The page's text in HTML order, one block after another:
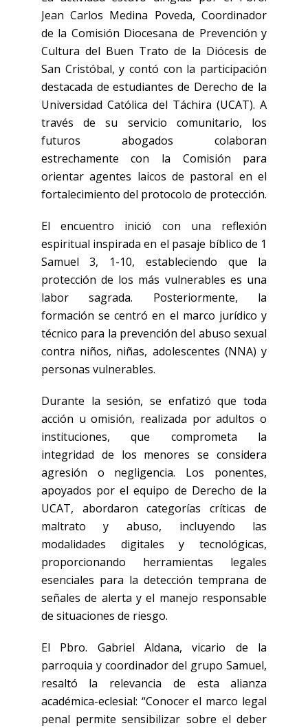
Jean Carlos Medina Poveda, Coordinador
de la Comisión Diocesana de Prevención y
Cultura del Buen Trato de la Diócesis de
San Cristóbal, y contó con la participación
destacada de estudiantes de Derecho de la
Universidad Católica del Táchira (UCAT). A
través de su servicio comunitario, los
futuros abogados colaboran
estrechamente con la Comisión para
orientar agentes laicos de pastoral en el
fortalecimiento del protocolo de protección.
El encuentro inició con una reflexión
espiritual inspirada en el pasaje bíblico de 1
Samuel 3, 1-10, estableciendo que la
protección de los más vulnerables es una
labor sagrada. Posteriormente, la
formación se centró en el marco jurídico y
técnico para la prevención del abuso sexual
contra niños, niñas, adolescentes (NNA) y
personas vulnerables.
Durante la sesión, se enfatizó que toda
acción u omisión, realizada por adultos o
instituciones, que comprometa la
integridad de los menores se considera
agresión o negligencia. Los ponentes,
apoyados por el equipo de Derecho de la
UCAT, abordaron categorías críticas de
maltrato y abuso, incluyendo las
modalidades digitales y tecnológicas,
proporcionando herramientas legales
esenciales para la detección temprana de
señales de alerta y el manejo responsable
de situaciones de riesgo.
El Pbro. Gabriel Aldana, vicario de la
parroquia y coordinador del grupo Samuel,
resaltó la relevancia de esta alianza
académica-eclesial: “Conocer el marco legal
penal permite sensibilizar sobre el deber